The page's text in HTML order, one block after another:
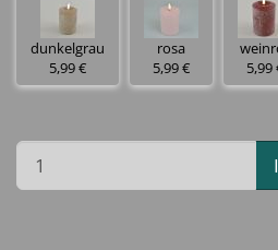
dunkelgrau
5,99 €
rosa
5,99 €
5,99